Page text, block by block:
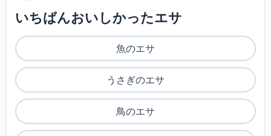
いちばんおいしかったエサ
魚のエサ
うさぎのエサ
鳥のエサ